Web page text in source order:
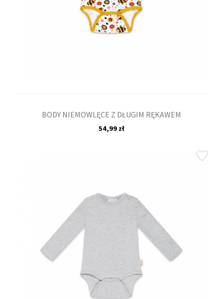
BODY NIEMOWLĘCE Z DŁUGIM RĘKAWEM
54,99 zł